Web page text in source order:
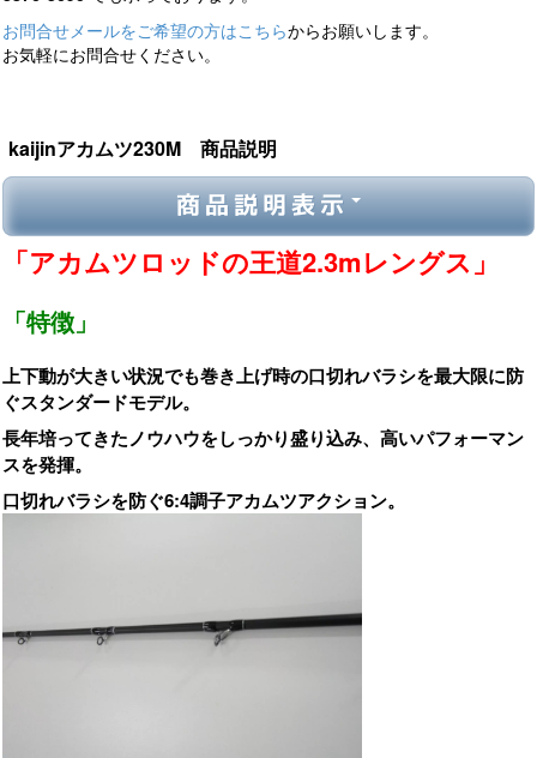
お問合せメールをご希望の方はこちらからお願いします。
お気軽にお問合せください。
kaijinアカムツ230M 商品説明
商品説明表示
「アカムツロッドの王道2.3mレングス」
「特徴」
上下動が大きい状況でも巻き上げ時の口切れバラシを最大限に防
ぐスタンダードモデル。
長年培ってきたノウハウをしっかり盛り込み、高いパフォーマン
スを発揮。
口切れバラシを防ぐ6:4調子アカムツアクション。